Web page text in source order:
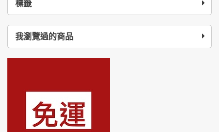
標籤
我瀏覽過的商品